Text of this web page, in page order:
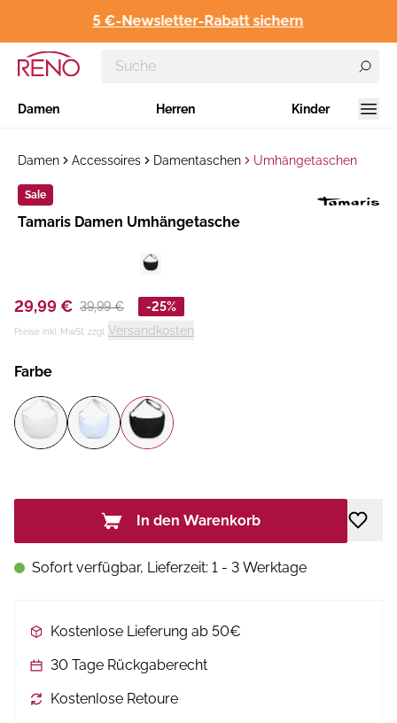
5 €-Newsletter-Rabatt sichern
Damen Herren Kinder
Damen Accessoires Damentaschen Umhängetaschen
Sale
Hersteller
Tamaris Damen Umhängetasche
29,99 € 39,99 € -25%
Preise inkl. MwSt. zzgl. Versandkosten
Farbe
In den Warenkorb
Sofort verfügbar, Lieferzeit: 1 - 3 Werktage
Kostenlose Lieferung ab 50€
30 Tage Rückgaberecht
Kostenlose Retoure